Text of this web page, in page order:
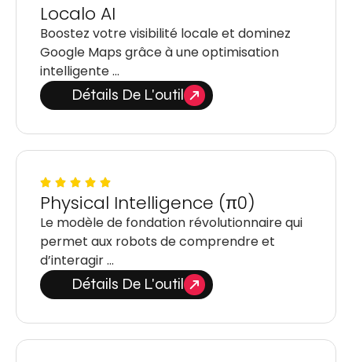
Localo AI
Boostez votre visibilité locale et dominez
Google Maps grâce à une optimisation
intelligente …
Détails De L'outil
Physical Intelligence (π0)
Le modèle de fondation révolutionnaire qui
permet aux robots de comprendre et
d’interagir …
Détails De L'outil